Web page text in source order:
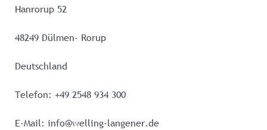
Hanrorup 52
48249 Dülmen- Rorup
Deutschland
Telefon: +49 2548 934 300
E-Mail: info@welling-langener.de